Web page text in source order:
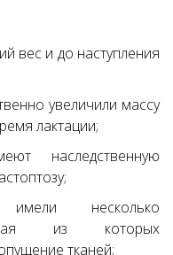
и до наступления
увеличили массу
лактации;
наследственную
несколько
из которых
тканей;